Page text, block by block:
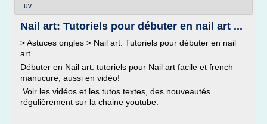
uv
Nail art: Tutoriels pour débuter en nail art ...
> Astuces ongles > Nail art: Tutoriels pour débuter en nail
art
Débuter en Nail art: tutoriels pour Nail art facile et french
manucure, aussi en vidéo!
Voir les vidéos et les tutos textes, des nouveautés
régulièrement sur la chaine youtube: